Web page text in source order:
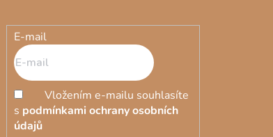
E-mail
Vložením e-mailu souhlasíte
s podmínkami ochrany osobních
údajů